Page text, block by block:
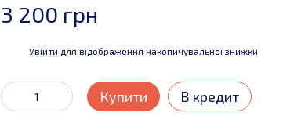
3 200 грн
Увійти для відображення накопичувальної знижки
Купити В кредит